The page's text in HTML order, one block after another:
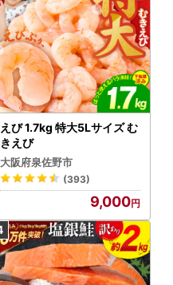
えび 1.7kg 特大5Lサイズ む
きえび
大阪府泉佐野市
(393)
9,000